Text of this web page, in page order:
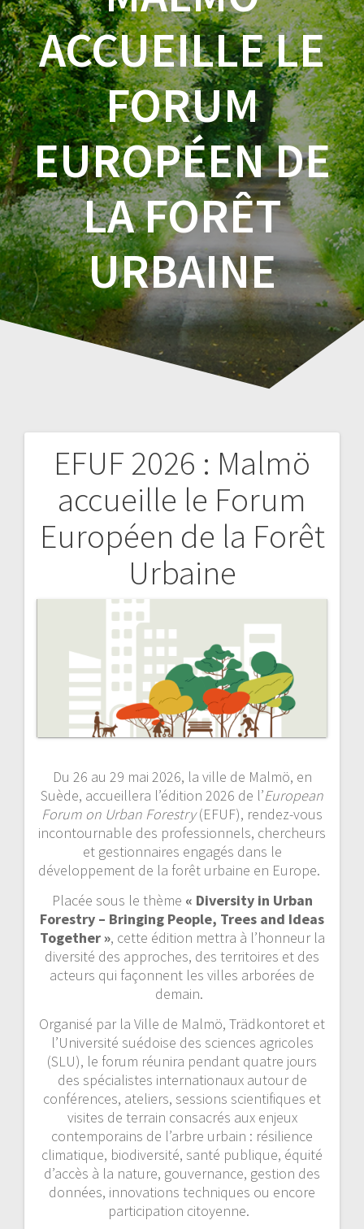
ACCUEILLE LE
FORUM
EUROPÉEN DE
LA FORÊT
URBAINE
EFUF 2026 : Malmö
accueille le Forum
Européen de la Forêt
Urbaine
Du 26 au 29 mai 2026, la ville de Malmö, en
Suède, accueillera l’édition 2026 de l’European
Forum on Urban Forestry(EFUF), rendez-vous
incontournable des professionnels, chercheurs
et gestionnaires engagés dans le
développement de la forêt urbaine en Europe.
Placée sous le thème « Diversity in Urban
Forestry – Bringing People, Trees and Ideas
Together », cette édition mettra à l’honneur la
diversité des approches, des territoires et des
acteurs qui façonnent les villes arborées de
demain.
Organisé par la Ville de Malmö, Trädkontoret et
l’Université suédoise des sciences agricoles
(SLU), le forum réunira pendant quatre jours
des spécialistes internationaux autour de
conférences, ateliers, sessions scientifiques et
visites de terrain consacrés aux enjeux
contemporains de l’arbre urbain : résilience
climatique, biodiversité, santé publique, équité
d’accès à la nature, gouvernance, gestion des
données, innovations techniques ou encore
participation citoyenne.
Navigation
l’article